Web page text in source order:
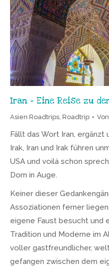
Iran – Eine Reise zu
Asien Roadtrips, Roadtrip Von
Fällt das Wort Iran, ergänzt
Irak, Iran und Irak führen
USA und voilá schon
Dorn in Auge.
Keiner dieser
Assoziationen ferner
eigene Faust besucht und
Tradition und Moderne im
voller gastfreundlicher,
gefangen zwischen dem